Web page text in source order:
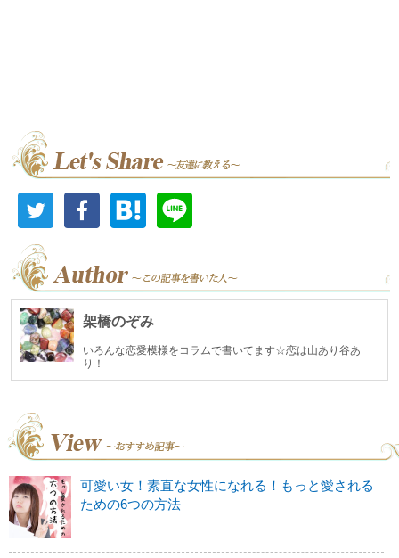
架橋のぞみ
いろんな恋愛模様をコラムで書いてます☆恋は山あり谷あ
り！
可愛い女！素直な女性になれる！もっと愛される
ための6つの方法